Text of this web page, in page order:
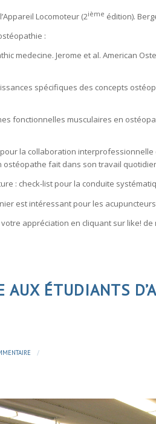
Locomoteur (2ième édition).
:
medecine. Jerome et al. American
spécifiques des concepts
fonctionnelles musculaires en
la collaboration
ostéopathe fait dans son travail
: check-list pour la conduite
est intéressant pour les
appréciation en cliquant sur like! de
AUX ÉTUDIANTS
/